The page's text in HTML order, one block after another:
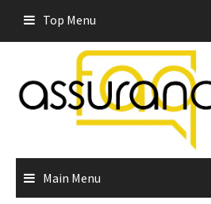
content
Top Menu
Main Menu